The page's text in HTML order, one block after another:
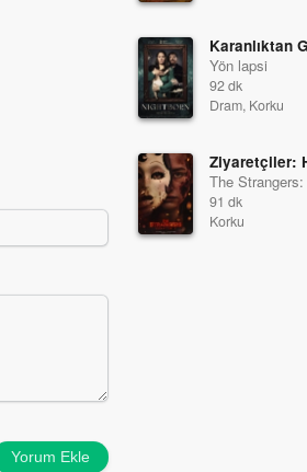
Yorum Ekle
Karanlıktan
Yön lapsi
92 dk
Dram, Korku
Ziyaretçiler:
The
91 dk
Korku